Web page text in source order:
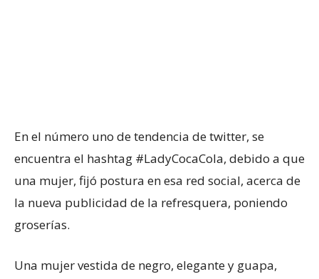
En el número uno de tendencia de twitter, se
encuentra el hashtag #LadyCocaCola, debido a que
una mujer, fijó postura en esa red social, acerca de
la nueva publicidad de la refresquera, poniendo
groserías.
Una mujer vestida de negro, elegante y guapa,